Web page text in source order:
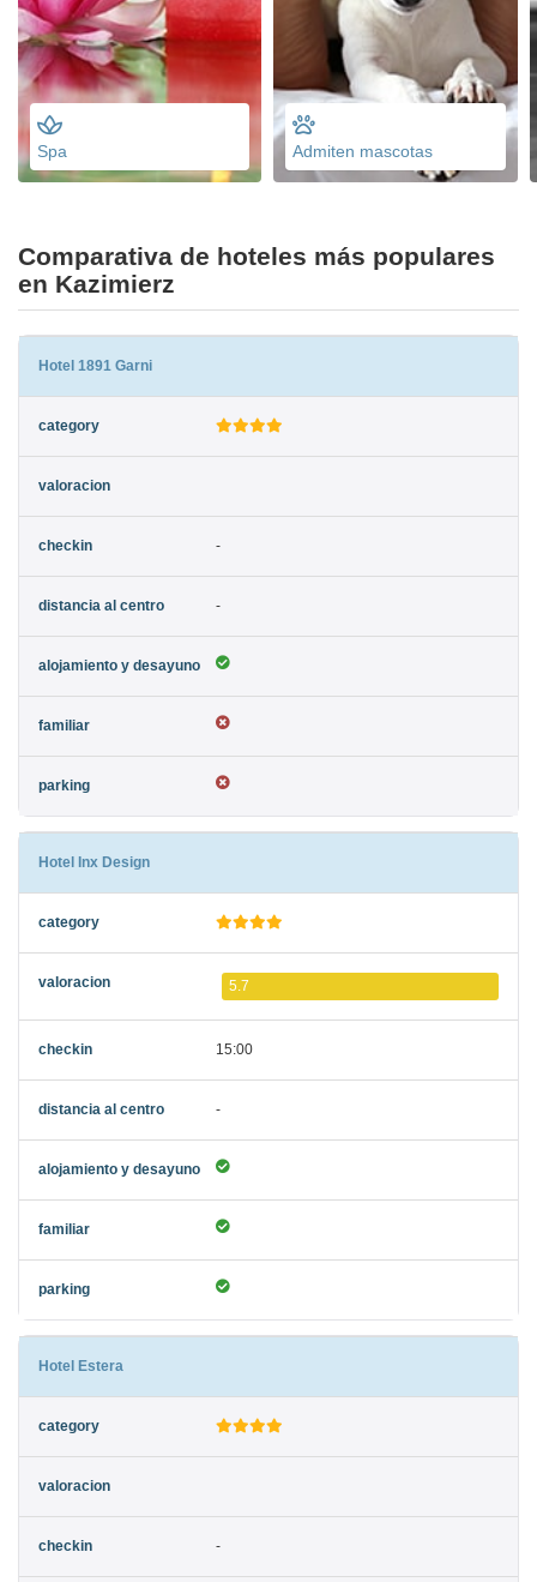
Spa Admiten mascotas
Comparativa de hoteles más populares
en Kazimierz
Hotel 1891 Garni
-
-
Hotel Inx Design
5.7
15:00
-
Hotel Estera
-